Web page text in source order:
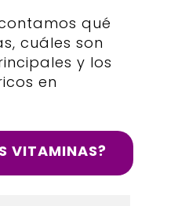
qué
cuáles son
y los
en
VITAMINAS?